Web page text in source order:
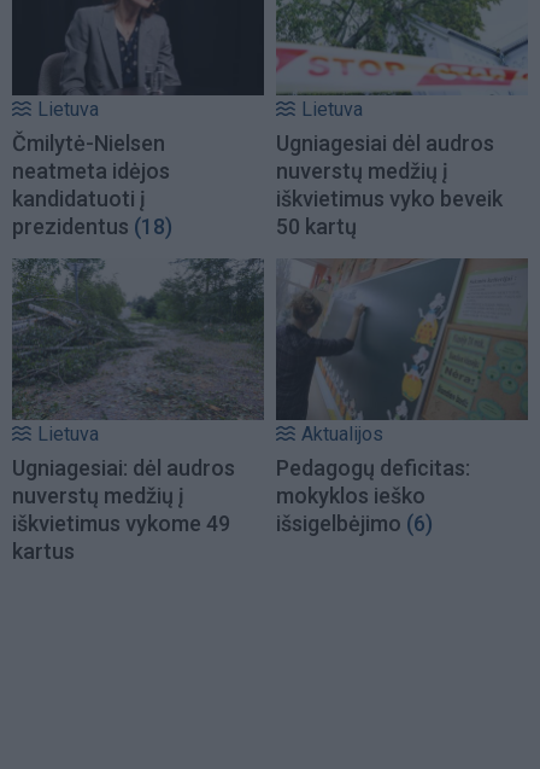
Lietuva
Čmilytė-Nielsen
neatmeta idėjos
kandidatuoti į
prezidentus (18)
Lietuva
Ugniagesiai dėl audros
nuverstų medžių į
iškvietimus vyko beveik
50 kartų
Lietuva
Ugniagesiai: dėl audros
nuverstų medžių į
iškvietimus vykome 49
kartus
Aktualijos
Pedagogų deficitas:
mokyklos ieško
išsigelbėjimo (6)